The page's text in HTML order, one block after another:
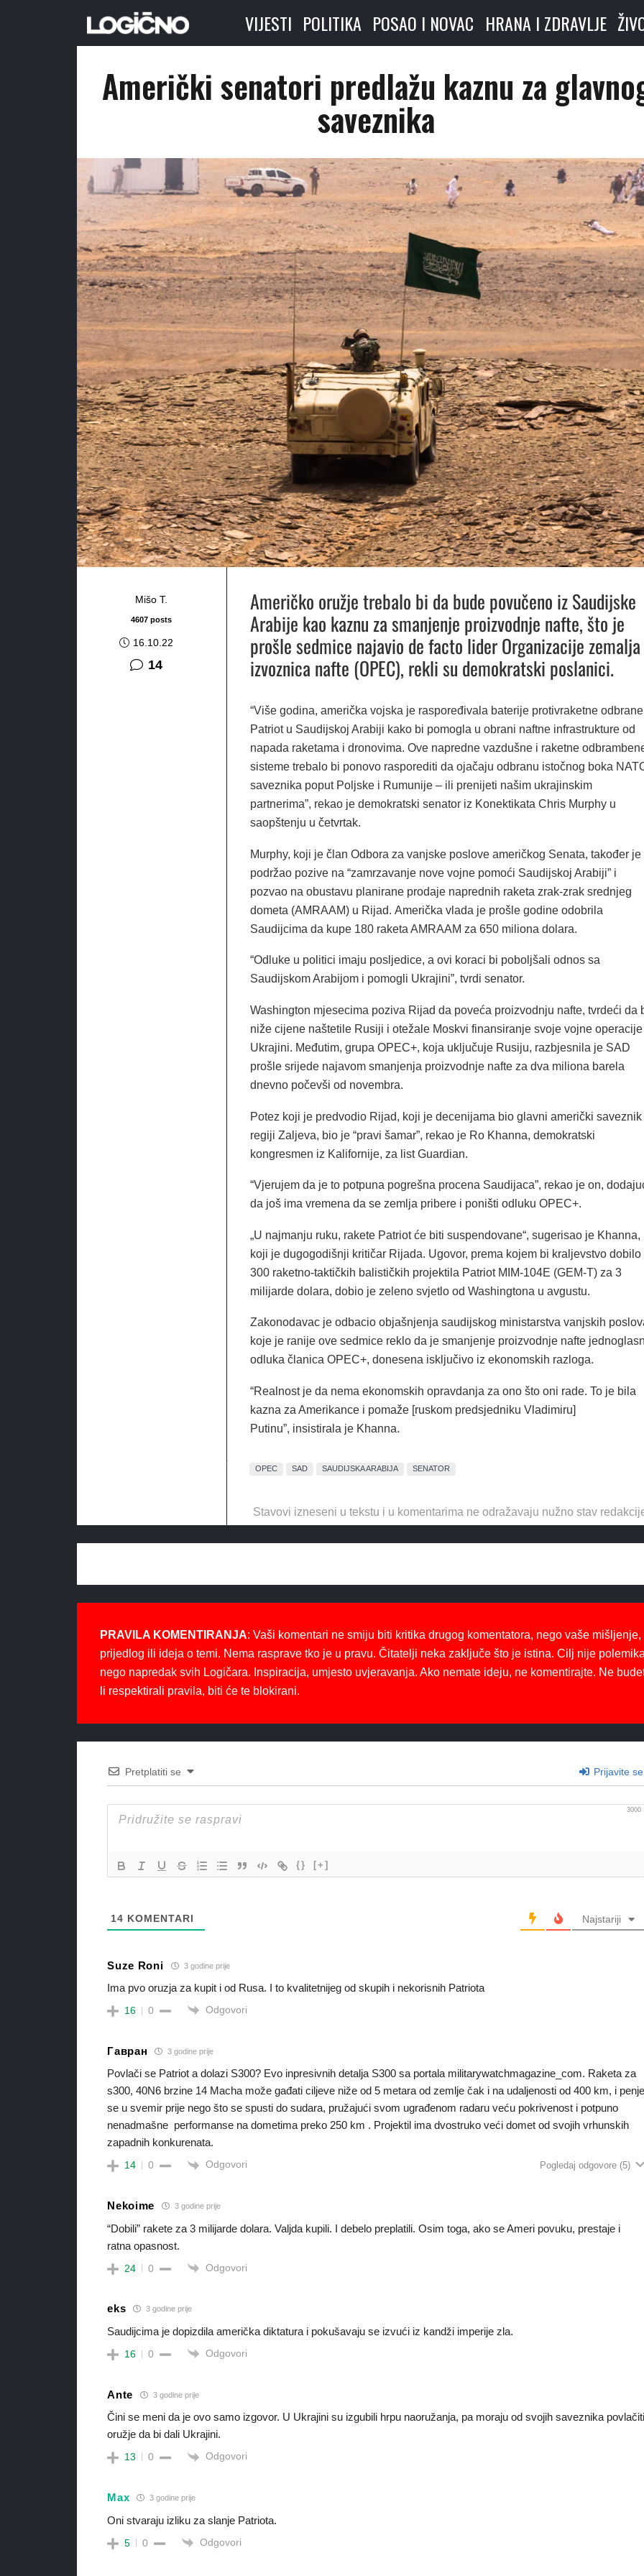
VIJESTI POLITIKA POSAO I NOVAC HRANA I ZDRAVLJE
Američki senatori predlažu kaznu za
saveznika
Mišo T.
4607 posts
16.10.22
14komentara
Američko oružje trebalo bi da bude povučeno iz Saudijske
Arabije kao kaznu za smanjenje proizvodnje nafte, što je
prošle sedmice najavio de facto lider Organizacije zemalja
izvoznica nafte (OPEC), rekli su demokratski poslanici.
“Više godina, američka vojska je raspoređivala baterije protivraketne odbrane
Patriot u Saudijskoj Arabiji kako bi pomogla u obrani naftne infrastrukture od
napada raketama i dronovima. Ove napredne vazdušne i raketne
sisteme trebalo bi ponovo rasporediti da ojačaju odbranu istočnog boka
saveznika poput Poljske i Rumunije – ili prenijeti našim ukrajinskim
partnerima”, rekao je demokratski senator iz Konektikata Chris Murphy u
saopštenju u četvrtak.
Murphy, koji je član Odbora za vanjske poslove američkog Senata, također je
podržao pozive na “zamrzavanje nove vojne pomoći Saudijskoj Arabiji” i
pozvao na obustavu planirane prodaje naprednih raketa zrak-zrak srednjeg
dometa (AMRAAM) u Rijad. Američka vlada je prošle godine odobrila
Saudijcima da kupe 180 raketa AMRAAM za 650 miliona dolara.
“Odluke u politici imaju posljedice, a ovi koraci bi poboljšali odnos sa
Saudijskom Arabijom i pomogli Ukrajini”, tvrdi senator.
Washington mjesecima poziva Rijad da poveća proizvodnju nafte, tvrdeći da
niže cijene naštetile Rusiji i otežale Moskvi finansiranje svoje vojne
Ukrajini. Međutim, grupa OPEC+, koja uključuje Rusiju, razbjesnila je SAD
prošle srijede najavom smanjenja proizvodnje nafte za dva miliona barela
dnevno počevši od novembra.
Potez koji je predvodio Rijad, koji je decenijama bio glavni američki saveznik
regiji Zaljeva, bio je “pravi šamar”, rekao je Ro Khanna, demokratski
kongresmen iz Kalifornije, za list Guardian.
“Vjerujem da je to potpuna pogrešna procena Saudijaca”, rekao je on,
da još ima vremena da se zemlja pribere i poništi odluku OPEC+.
„U najmanju ruku, rakete Patriot će biti suspendovane“, sugerisao je Khanna,
koji je dugogodišnji kritičar Rijada. Ugovor, prema kojem bi kraljevstvo dobilo
300 raketno-taktičkih balističkih projektila Patriot MIM-104E (GEM-T) za 3
milijarde dolara, dobio je zeleno svjetlo od Washingtona u avgustu.
Zakonodavac je odbacio objašnjenja saudijskog ministarstva vanjskih
koje je ranije ove sedmice reklo da je smanjenje proizvodnje nafte
odluka članica OPEC+, donesena isključivo iz ekonomskih razloga.
“Realnost je da nema ekonomskih opravdanja za ono što oni rade. To je bila
kazna za Amerikance i pomaže [ruskom predsjedniku Vladimiru]
Putinu”, insistirala je Khanna.
OPEC SAD SAUDIJSKA ARABIJA SENATOR
Stavovi izneseni u tekstu i u komentarima ne odražavaju nužno stav
PRAVILA KOMENTIRANJA: Vaši komentari ne smiju biti kritika drugog komentatora, nego vaše mišljenje,
prijedlog ili ideja o temi. Nema rasprave tko je u pravu. Čitatelji neka zaključe što je istina. Cilj nije
nego napredak svih Logičara. Inspiracija, umjesto uvjeravanja. Ako nemate ideju, ne komentirajte. Ne
li respektirali pravila, biti će te blokirani.
Pretplatiti se Prijavite se
3000
{} [+]
14 KOMENTARI Najstariji
Suze Roni 3 godine prije
Ima pvo oruzja za kupit i od Rusa. I to kvalitetnijeg od skupih i nekorisnih Patriota
16 0 Odgovori
Гавран 3 godine prije
Povlači se Patriot a dolazi S300? Evo inpresivnih detalja S300 sa portala militarywatchmagazine_com. Raketa za
s300, 40N6 brzine 14 Macha može gađati ciljeve niže od 5 metara od zemlje čak i na udaljenosti od 400 km, i
se u svemir prije nego što se spusti do sudara, pružajući svom ugrađenom radaru veću pokrivenost i potpuno
nenadmašne performanse na dometima preko 250 km . Projektil ima dvostruko veći domet od svojih vrhunskih
zapadnih konkurenata.
14 0 Odgovori Pogledaj odgovore (5)
Nekoime 3 godine prije
“Dobili” rakete za 3 milijarde dolara. Valjda kupili. I debelo preplatili. Osim toga, ako se Ameri povuku, prestaje i
ratna opasnost.
24 0 Odgovori
eks 3 godine prije
Saudijcima je dopizdila američka diktatura i pokušavaju se izvući iz kandži imperije zla.
16 0 Odgovori
Ante 3 godine prije
Čini se meni da je ovo samo izgovor. U Ukrajini su izgubili hrpu naoružanja, pa moraju od svojih saveznika
oružje da bi dali Ukrajini.
13 0 Odgovori
Max 3 godine prije
Oni stvaraju izliku za slanje Patriota.
5 0 Odgovori